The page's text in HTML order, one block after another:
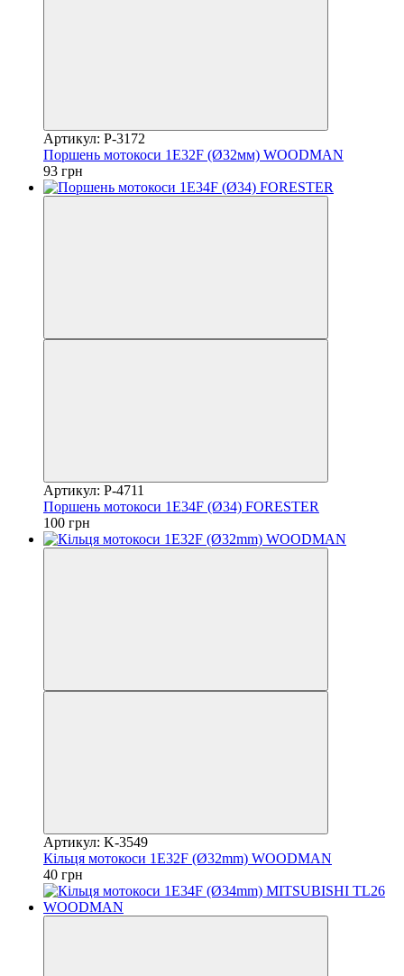
Артикул: P-3172
Поршень мотокоси 1E32F (Ø32мм) WOODMAN
93 грн
Артикул: P-4711
Поршень мотокоси 1E34F (Ø34) FORESTER
100 грн
Артикул: K-3549
Кільця мотокоси 1E32F (Ø32mm) WOODMAN
40 грн